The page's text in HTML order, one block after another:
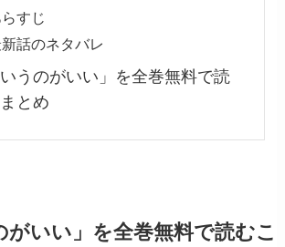
すじ
話のネタバレ
いうのがいい」を全巻無料で読
とめ
がいい」を全巻無料で読むこ